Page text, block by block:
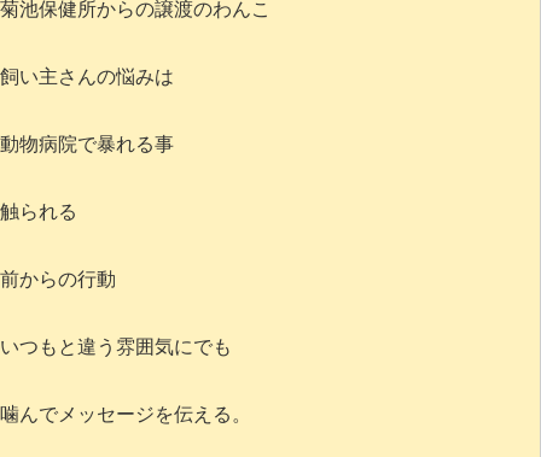
菊池保健所からの譲渡のわんこ
飼い主さんの悩みは
動物病院で暴れる事
触られる
前からの行動
いつもと違う雰囲気にでも
噛んでメッセージを伝える。